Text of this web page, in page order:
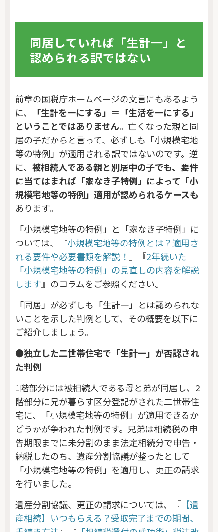
同居していれば「生計一」と
認められる訳ではない
前章の国税庁ホームページの文言にもあるよう
に、
「生計を一にする」＝「生活を一にする」
ということではありません。亡くなった親と同
居の子だからと言って、必ずしも「小規模宅地
等の特例」が適用される訳ではないのです。逆
に、被相続人である親と別居中の子でも、要件
に当てはまれば「家なき子特例」によって「小
規模宅地等の特例」適用が認められるケースも
あります。
「小規模宅地等の特例」と「家なき子特例」に
ついては、『小規模宅地等の特例とは？適用さ
れる要件や必要書類を解説！ 』『2年続いた
「小規模宅地等の特例」の見直しの内容を解説
します』のコラムをご参照ください。
「同居」が必ずしも「生計一」とは認められな
いことを示した判例として、その概要を以下に
ご紹介しましょう。
●独立した二世帯住宅で「生計一」が否認され
た判例
1階部分には被相続人である母と弟が同居し、2
階部分に兄が暮らす区分登記がされた二世帯住
宅に、「小規模宅地等の特例」が適用できるか
どうかが争われた判例です。兄弟は相続税の申
告期限までに未分割のまま法定相続分で申告・
納税したのち、遺産分割協議が整ったとして
「小規模宅地等の特例」を適用し、更正の請求
を行いました。
遺産分割協議、更正の請求については、『 【遺
産相続】いつもらえる？受取完了までの期間、